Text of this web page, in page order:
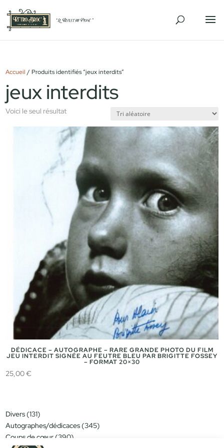
Accueil / Produits identifiés “jeux interdits”
jeux interdits
Voici le seul résultat
DÉDICACE – AUTOGRAPHE – RARE GRANDE PHOTO DU FILM
JEU INTERDIT SIGNÉE AU FEUTRE BLEU PAR BRIGITTE FOSSEY
– FORMAT 20×30
25,00€
Divers 131131
produits
Autographes/dédicaces 345345
Coups de cœur 390390